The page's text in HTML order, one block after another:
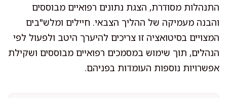
התנהלות מסודרת, הצגת נתונים רפואיים מבוססים
והבנה מעמיקה של ההליך הצבאי. חיילים ומלש"בים
המצויים בסיטואציה זו צריכים להיערך היטב ולפעול לפי
הנהלים, תוך שימוש במסמכים רפואיים מבוססים ושקילת
אפשרויות נוספות העומדות בפניהם.